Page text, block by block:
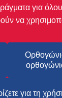
για
να
για τη